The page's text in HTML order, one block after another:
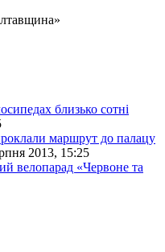
близько сотні
маршрут до палацу
2013, 15:25
велопарад «Червоне та